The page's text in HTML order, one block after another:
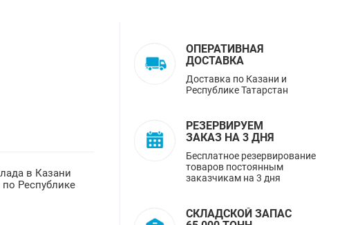
в Казани
Республике
ОПЕРАТИВНАЯ
ДОСТАВКА
Доставка по Казани и
Республике Татарстан
РЕЗЕРВИРУЕМ
ЗАКАЗ НА 3 ДНЯ
Бесплатное резервирование
товаров постоянным
заказчикам на 3 дня
СКЛАДСКОЙ ЗАПАС